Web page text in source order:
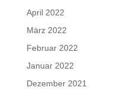
April 2022
März 2022
Februar 2022
Januar 2022
Dezember 2021